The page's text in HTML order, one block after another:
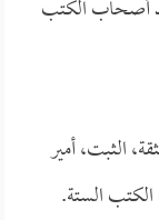
أصحاب الكتب
الثبت، أمير
الستة.